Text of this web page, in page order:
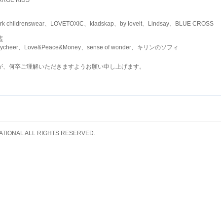
childrenswear、LOVETOXIC、kladskap、by loveit、Lindsay、BLUE CROSS
、Love&Peace&Money、sense of wonder、キリンのソフィ
何卒ご理解いただきますようお願い申し上げます。